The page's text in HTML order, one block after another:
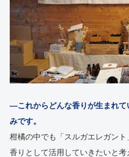
―これからどんな香りが生まれて
みです。
柑橘の中でも「スルガエレガン
香りとして活用していきたいと考